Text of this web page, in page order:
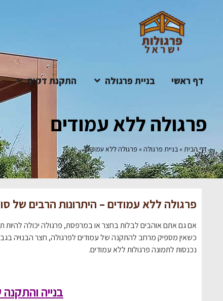
דף ראשי בניית פרגולה התקנת דקים
פרגולה ללא עמודים
דף הבית » בניית פרגולה» פרגולה ללא עמודים
פרגולה ללא עמודים – היתרונות הרבים של
אם גם אתם אוהבים לבלות בחצר או במרפסת, פרגולה יכולה
כשאין מספיק מרחב להתקנה של עמודים לפרגולה, חצר הבנויה
נכנסות לתמונה פרגולות ללא עמודים.
בנייה